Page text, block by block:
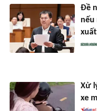
Đề
nếu
Xử
xe